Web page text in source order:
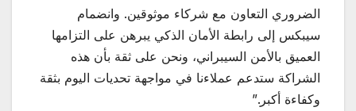
الضروري التعاون مع شركاء موثوقين. وانضمام
سيبكس إلى رابطة الأمان الذكي يبرهن على التزامها
العميق بالأمن السيبراني، ونحن على ثقة بأن هذه
الشراكة ستدعم عملاءنا في مواجهة تحديات اليوم بثقة
وكفاءة أكبر.”